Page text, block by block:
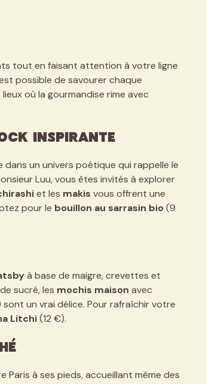
tout en faisant attention à votre ligne
possible de savourer chaque
où la gourmandise rime avec
inspirante
un univers poétique qui rappelle le
Luu, vous êtes invités à explorer
et les makis vous offrent une
pour le bouillon au sarrasin bio(9
à base de maigre, crevettes et
sucré, les mochis maison avec
un vrai délice. Pour rafraîchir votre
Litchi(12 €).
Paris à ses pieds, accueillant même des